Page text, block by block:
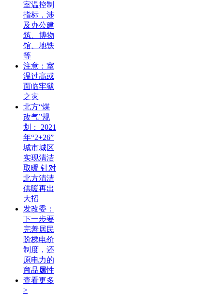
室温控制
指标，涉
及办公建
筑、博物
馆、地铁
等
注意：室
温过高或
面临牢狱
之灾
北方“煤
改气”规
划： 2021
年“2+26”
城市城区
实现清洁
取暖 针对
北方清洁
供暖再出
大招
发改委：
下一步要
完善居民
阶梯电价
制度，还
原电力的
商品属性
查看更多
>